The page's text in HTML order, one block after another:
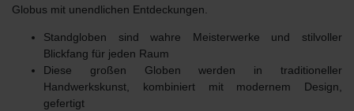
Globus mit unendlichen Entdeckungen.
Standgloben sind wahre Meisterwerke und stilvoller
Blickfang für jeden Raum
Diese großen Globen werden in traditioneller
Handwerkskunst, kombiniert mit modernem Design,
gefertigt